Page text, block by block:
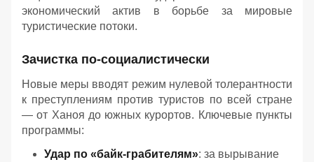
экономический актив в борьбе за мировые
туристические потоки.
Зачистка по-социалистически
Новые меры вводят режим нулевой толерантности
к преступлениям против туристов по всей стране
— от Ханоя до южных курортов. Ключевые пункты
программы:
Удар по «байк-грабителям»: за вырывание